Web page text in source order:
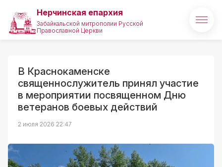
Нерчинская епархия
Забайкальской митрополии Русской
Православной Церкви
Архипастырь
Новости
В Краснокаменске
священнослужитель принял участие
в мероприятии посвященном Дню
ветеранов боевых действий
2 июля 2026 22:47